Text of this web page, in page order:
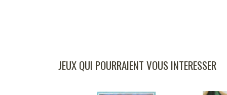
JEUX QUI POURRAIENT VOUS INTERESSER